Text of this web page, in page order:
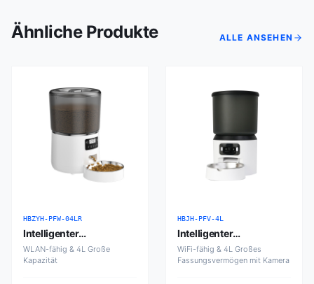
Ähnliche Produkte ALLE ANSEHEN
HBZYH-PFW-04LR
Intelligenter
Futterautomat 4L
WLAN-fähig & 4L Große
Kapazität
HBJH-PFV-4L
Intelligenter
Futterautomat 4L mit
Kamera
WiFi-fähig & 4L Großes
Fassungsvermögen mit Kamera